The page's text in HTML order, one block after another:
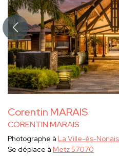
Corentin MARAIS
CORENTIN MARAIS
Photographe à La Ville-és-
Se déplace à Metz 57070